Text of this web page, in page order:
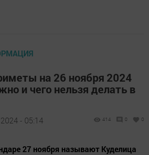
на 26 ноября 2024
и чего нельзя делать в
- 05:14 414 0 0
27 ноября называют Куделица